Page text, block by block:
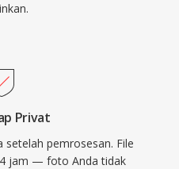
Privat
setelah pemrosesan. File
jam — foto Anda tidak